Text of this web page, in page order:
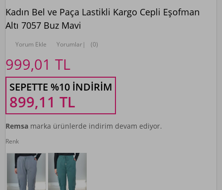
Kadın Bel ve Paça Lastikli Kargo Cepli Eşofman
Altı 7057 Buz Mavi
Yorum Ekle Yorumlar| (0)
999,01 TL
SEPETTE %10 İNDIRIM
899,11 TL
Remsa marka ürünlerde indirim devam ediyor.
Renk